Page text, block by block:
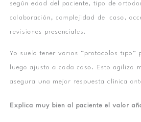
según edad del paciente, tipo de
colaboración, complejidad del caso,
revisiones presenciales.
Yo suelo tener varios “protocolos tipo”
luego ajusto a cada caso. Esto agiliza
asegura una mejor respuesta clínica
Explica muy bien al paciente el valor